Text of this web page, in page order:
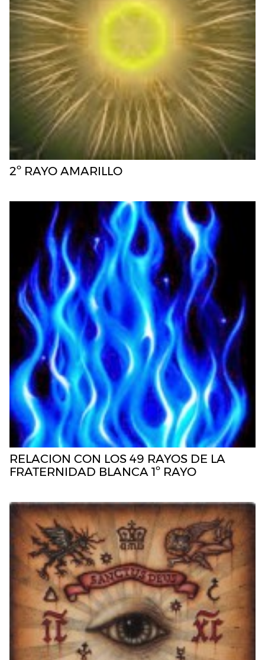
2º RAYO AMARILLO
RELACION CON LOS 49 RAYOS DE LA
FRATERNIDAD BLANCA 1º RAYO